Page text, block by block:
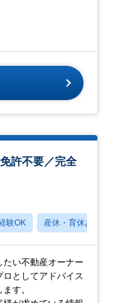
許不要／完全
験OK 産休・育休あり
たい不動産オーナー
としてアドバイス
す。